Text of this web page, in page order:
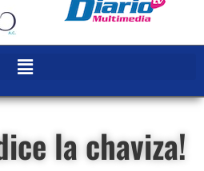
la chaviza!